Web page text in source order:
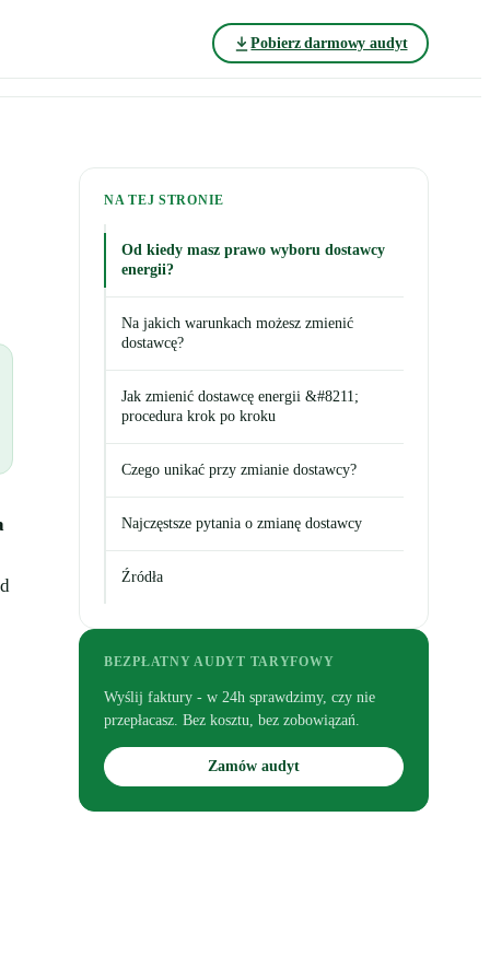
Pobierz darmowy audyt
NA TEJ STRONIE
Od kiedy masz prawo wyboru dostawcy
energii?
Na jakich warunkach możesz zmienić
dostawcę?
Jak zmienić dostawcę energii &#8211;
procedura krok po kroku
Czego unikać przy zmianie dostawcy?
Najczęstsze pytania o zmianę dostawcy
Źródła
BEZPŁATNY AUDYT TARYFOWY
Wyślij faktury - w 24h sprawdzimy, czy nie
przepłacasz. Bez kosztu, bez zobowiązań.
Zamów audyt